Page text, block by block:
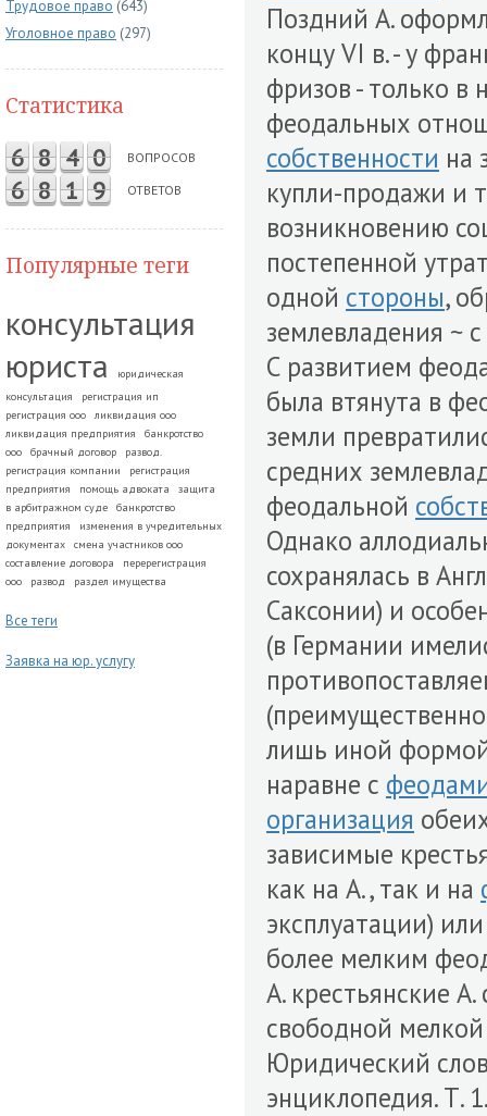
Трудовое право (643)
Уголовное право (297)
Статистика
6 8 4 0 ВОПРОСОВ
6 8 1 9 ОТВЕТОВ
Популярные теги
консультация
юриста
юридическая
консультация
регистрация ип
регистрация ооо
ликвидация ооо
ликвидация предприятия
банкротство
ооо
брачный договор
развод.
регистрация компании
регистрация
предприятия
помощь адвоката
защита
в арбитражном суде
банкротство
предприятия
изменения в учредительных
документах
смена участников ооо
составление договора
перерегистрация
ооо
развод раздел имущества
Все теги
Заявка на юр. услугу
Поздний А.
концу VI в. - у
фризов - только в
феодальных
собственности на
купли-продажи и
возникновению
постепенной
одной стороны,
землевладения ~
С развитием
была втянута в
земли
средних
феодальной
Однако
сохранялась в
Саксонии) и
(в Германии
лишь иной
наравне с
организация
зависимые
как на А., так и на
эксплуатации)
более мелким
А. крестьянские
свободной
Юридический
энциклопедия. Т.